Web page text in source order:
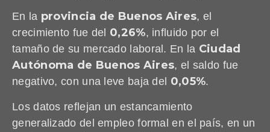
En la provincia de Buenos Aires, el
crecimiento fue del 0,26%, influido por el
tamaño de su mercado laboral. En la Ciudad
Autónoma de Buenos Aires, el saldo fue
negativo, con una leve baja del 0,05%.
Los datos reflejan un estancamiento
generalizado del empleo formal en el país, en un